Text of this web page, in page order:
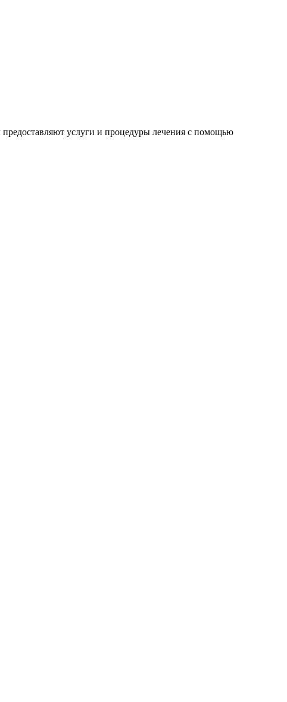
предоставляют услуги и процедуры лечения с помощью